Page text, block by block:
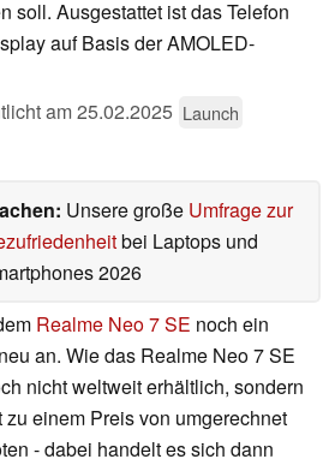
soll. Ausgestattet ist das Telefon
auf Basis der AMOLED-
am25.02.2025 Launch
Unsere große Umfrage zur
bei Laptops und
2026
Realme Neo 7 SE noch ein
an. Wie das Realme Neo 7 SE
nicht weltweit erhältlich, sondern
einem Preis von umgerechnet
- dabei handelt es sich dann